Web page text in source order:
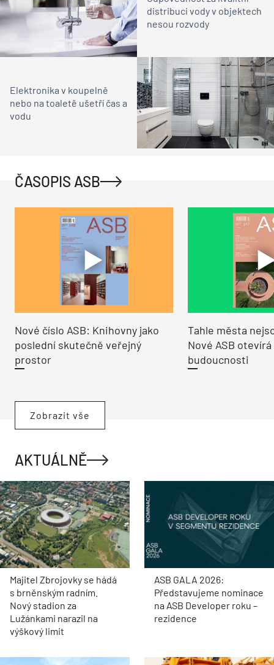
distribuci vody v objektech
nesou rozvody
Elektronika v koupelně
nebo na toaletě ušetří čas a
vodu
ČASOPIS ASB
Nové číslo ASB: Knihovny jako
poslední skutečně veřejný
prostor
Tahle města
Nové ASB
budoucnosti
Zobrazit vše
AKTUÁLNĚ
Majitel Zbrojovky se hádá
s brněnským radním.
Nový stadion za
Lužánkami narazil na
výškový limit
ASB GALA 2026:
Představujeme nominace
na ASB Developer roku –
rezidence